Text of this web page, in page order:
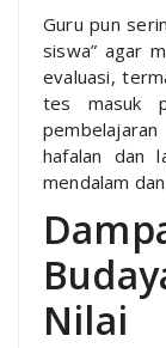
Guru pun
siswa” agar
evaluasi,
tes masuk
hafalan dan
mendalam
Nilai